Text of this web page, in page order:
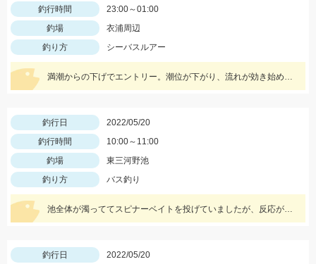
釣行時間
23:00～01:00
釣場
衣浦周辺
釣り方
シーバスルアー
満潮からの下げでエントリー。潮位が下がり、流れが効き始めるとボイル多数。小型ルアーでスローで巻くと効果的でした。
釣行日
2022/05/20
釣行時間
10:00～11:00
釣場
東三河野池
釣り方
バス釣り
池全体が濁っててスピナーベイトを投げていましたが、反応がなくジャッカルRVバグ1.5を投げると一投目でヒット！
釣行日
2022/05/20